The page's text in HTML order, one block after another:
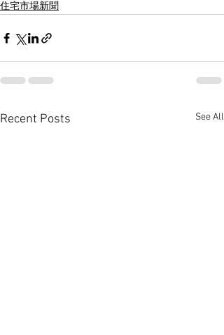
住宅市場新聞
Recent Posts See All